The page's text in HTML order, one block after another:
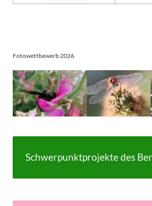
Fotowettbewerb 2026
Schwerpunktprojekte des